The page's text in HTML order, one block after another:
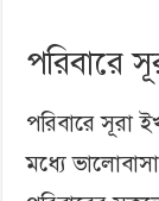
পরিবারে
পরিবারে সূরা
মধ্যে